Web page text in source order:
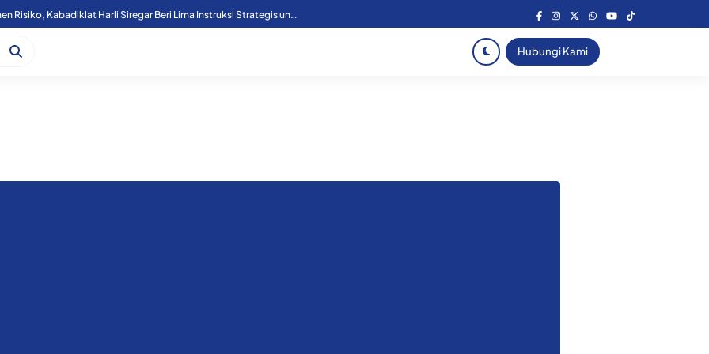
Tutup Diklat Manajemen Risiko, Kabadiklat Harli Siregar Beri Lima Instruksi Strategis untuk Perkuat Tata Kelola Kejaksaan
Hubungi Kami